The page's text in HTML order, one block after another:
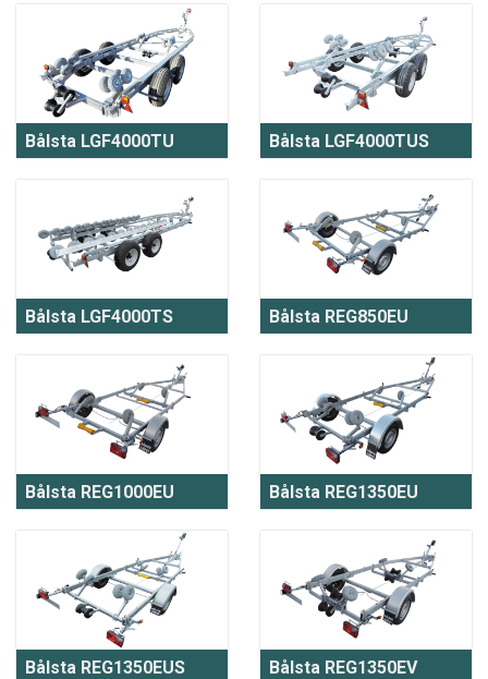
Bålsta LGF4000TU Bålsta LGF4000TUS
Bålsta LGF4000TS Bålsta REG850EU
Bålsta REG1000EU Bålsta REG1350EU
Bålsta REG1350EUS Bålsta REG1350EV